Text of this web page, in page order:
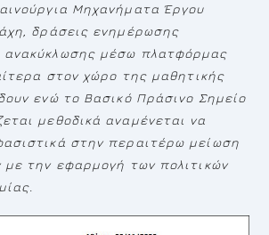
Μηχανήματα Έργου
δράσεις ενημέρωσης
μέσω πλατφόρμας
στον χώρο της μαθητικής
ενώ το Βασικό Πράσινο Σημείο
μεθοδικά αναμένεται να
στην περαιτέρω μείωση
με την εφαρμογή των πολιτικών